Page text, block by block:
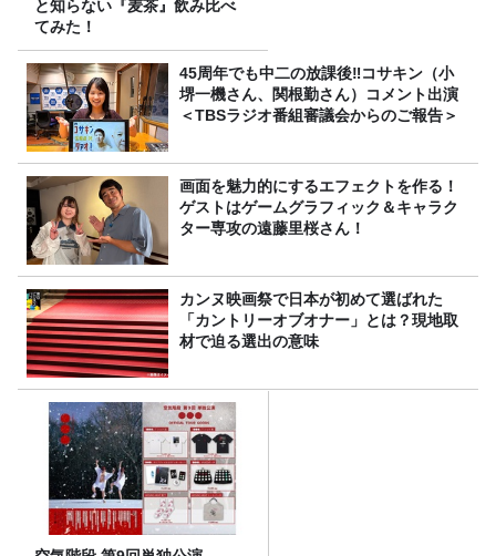
と知らない『麦茶』飲み比べ
てみた！
45周年でも中二の放課後‼コサキン（小
堺一機さん、関根勤さん）コメント出演
＜TBSラジオ番組審議会からのご報告＞
画面を魅力的にするエフェクトを作る！
ゲストはゲームグラフィック＆キャラク
ター専攻の遠藤里桜さん！
カンヌ映画祭で日本が初めて選ばれた
「カントリーオブオナー」とは？現地取
材で迫る選出の意味